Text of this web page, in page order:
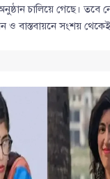
চালিয়ে গেছে। তবে
ও বাস্তবায়নে সংশয় থেকেই